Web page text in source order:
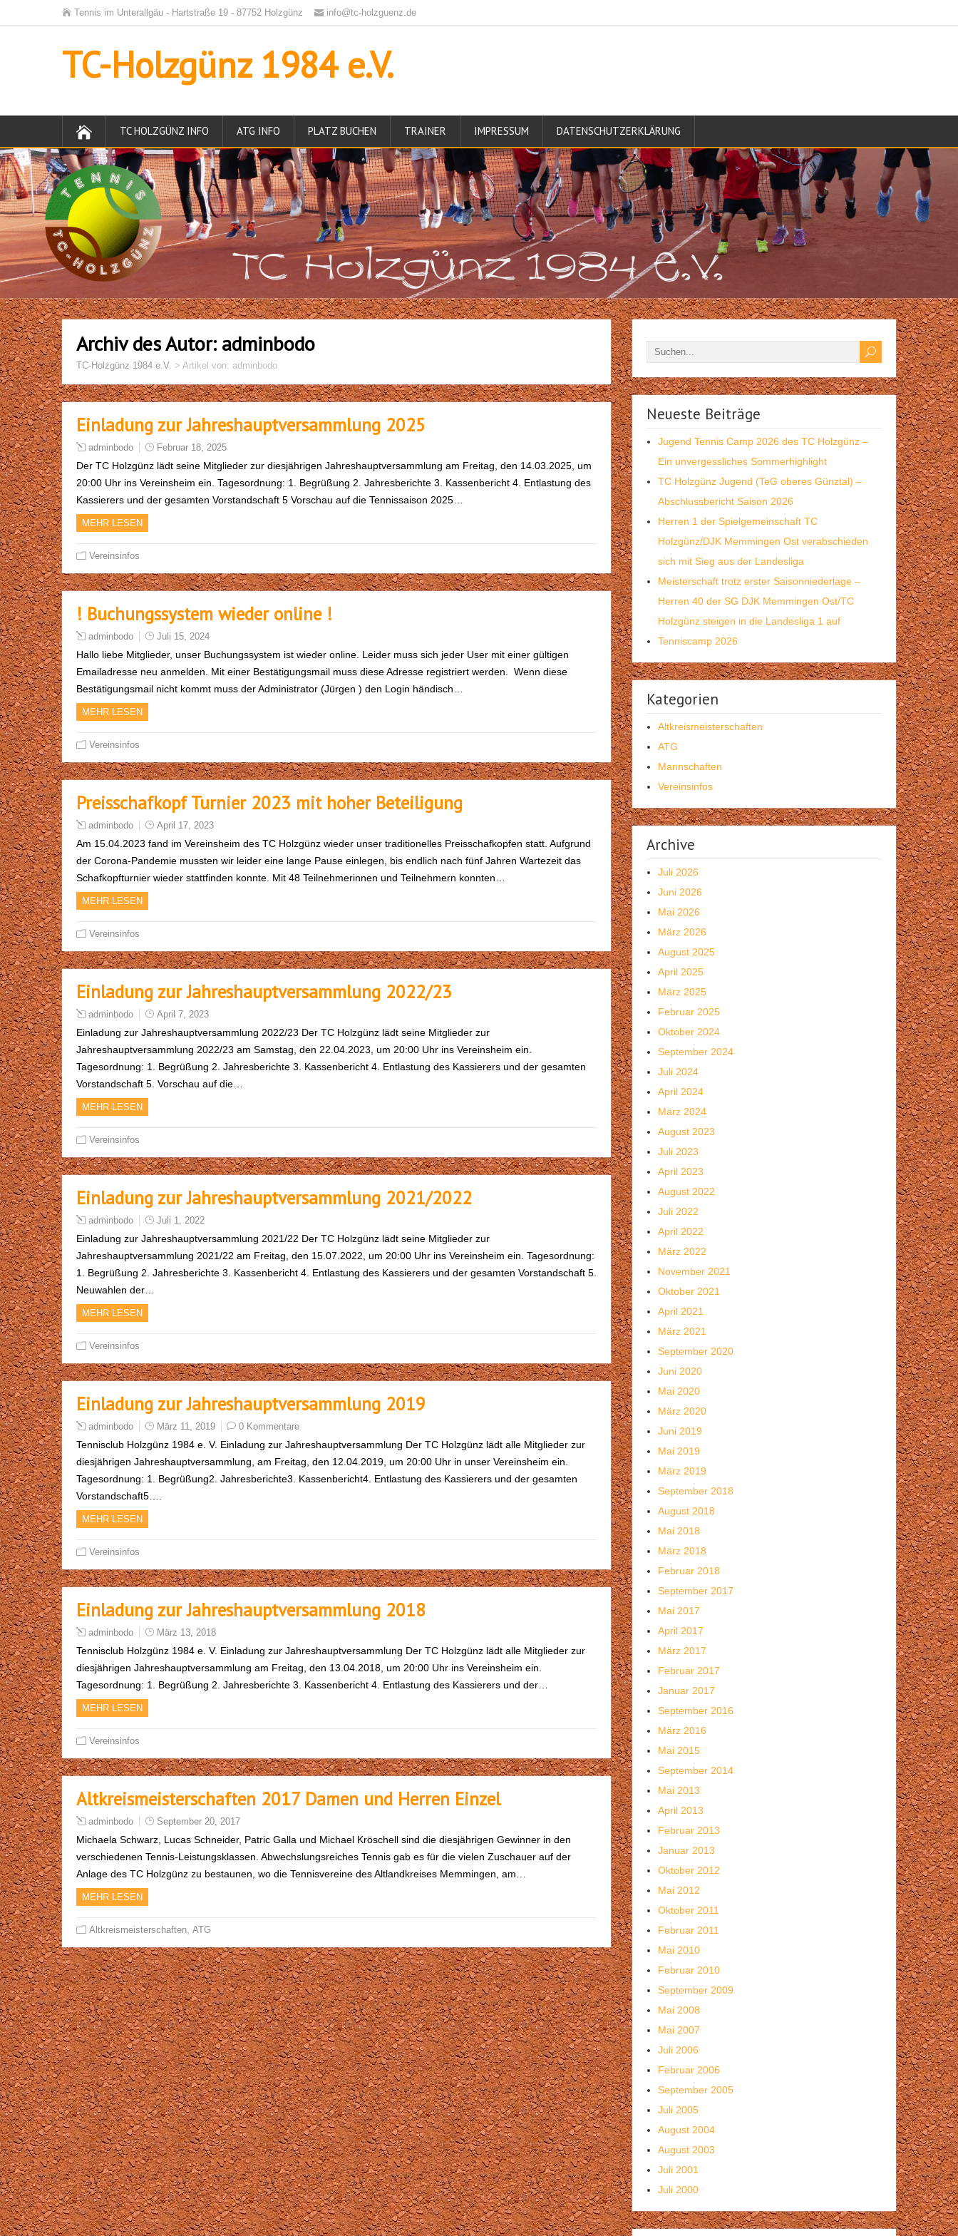
Tennis im Unterallgäu - Hartstraße 19 - 87752 Holzgünz info@tc-holzguenz.de
TC-Holzgünz 1984 e.V.
TC HOLZGÜNZ INFO ATG INFO PLATZ BUCHEN TRAINER IMPRESSUM DATENSCHUTZERKLÄRUNG
Archiv des Autor: adminbodo
TC-Holzgünz 1984 e.V. > Artikel von: adminbodo
Einladung zur Jahreshauptversammlung 2025
adminbodo Februar 18, 2025
Der TC Holzgünz lädt seine Mitglieder zur diesjährigen Jahreshauptversammlung am Freitag, den 14.03.2025, um
20:00 Uhr ins Vereinsheim ein. Tagesordnung: 1. Begrüßung 2. Jahresberichte 3. Kassenbericht 4. Entlastung des
Kassierers und der gesamten Vorstandschaft 5 Vorschau auf die Tennissaison 2025…
MEHR LESEN
Vereinsinfos
! Buchungssystem wieder online !
adminbodo Juli 15, 2024
Hallo liebe Mitglieder, unser Buchungssystem ist wieder online. Leider muss sich jeder User mit einer gültigen
Emailadresse neu anmelden. Mit einer Bestätigungsmail muss diese Adresse registriert werden. Wenn diese
Bestätigungsmail nicht kommt muss der Administrator (Jürgen ) den Login händisch…
MEHR LESEN
Vereinsinfos
Preisschafkopf Turnier 2023 mit hoher Beteiligung
adminbodo April 17, 2023
Am 15.04.2023 fand im Vereinsheim des TC Holzgünz wieder unser traditionelles Preisschafkopfen statt. Aufgrund
der Corona-Pandemie mussten wir leider eine lange Pause einlegen, bis endlich nach fünf Jahren Wartezeit das
Schafkopfturnier wieder stattfinden konnte. Mit 48 Teilnehmerinnen und Teilnehmern konnten…
MEHR LESEN
Vereinsinfos
Einladung zur Jahreshauptversammlung 2022/23
adminbodo April 7, 2023
Einladung zur Jahreshauptversammlung 2022/23 Der TC Holzgünz lädt seine Mitglieder zur
Jahreshauptversammlung 2022/23 am Samstag, den 22.04.2023, um 20:00 Uhr ins Vereinsheim ein.
Tagesordnung: 1. Begrüßung 2. Jahresberichte 3. Kassenbericht 4. Entlastung des Kassierers und der gesamten
Vorstandschaft 5. Vorschau auf die…
MEHR LESEN
Vereinsinfos
Einladung zur Jahreshauptversammlung 2021/2022
adminbodo Juli 1, 2022
Einladung zur Jahreshauptversammlung 2021/22 Der TC Holzgünz lädt seine Mitglieder zur
Jahreshauptversammlung 2021/22 am Freitag, den 15.07.2022, um 20:00 Uhr ins Vereinsheim ein. Tagesordnung:
1. Begrüßung 2. Jahresberichte 3. Kassenbericht 4. Entlastung des Kassierers und der gesamten Vorstandschaft 5.
Neuwahlen der…
MEHR LESEN
Vereinsinfos
Einladung zur Jahreshauptversammlung 2019
adminbodo März 11, 2019 0 Kommentare
Tennisclub Holzgünz 1984 e. V. Einladung zur Jahreshauptversammlung Der TC Holzgünz lädt alle Mitglieder zur
diesjährigen Jahreshauptversammlung, am Freitag, den 12.04.2019, um 20:00 Uhr in unser Vereinsheim ein.
Tagesordnung: 1. Begrüßung2. Jahresberichte3. Kassenbericht4. Entlastung des Kassierers und der gesamten
Vorstandschaft5….
MEHR LESEN
Vereinsinfos
Einladung zur Jahreshauptversammlung 2018
adminbodo März 13, 2018
Tennisclub Holzgünz 1984 e. V. Einladung zur Jahreshauptversammlung Der TC Holzgünz lädt alle Mitglieder zur
diesjährigen Jahreshauptversammlung am Freitag, den 13.04.2018, um 20:00 Uhr ins Vereinsheim ein.
Tagesordnung: 1. Begrüßung 2. Jahresberichte 3. Kassenbericht 4. Entlastung des Kassierers und der…
MEHR LESEN
Vereinsinfos
Altkreismeisterschaften 2017 Damen und Herren Einzel
adminbodo September 20, 2017
Michaela Schwarz, Lucas Schneider, Patric Galla und Michael Kröschell sind die diesjährigen Gewinner in den
verschiedenen Tennis-Leistungsklassen. Abwechslungsreiches Tennis gab es für die vielen Zuschauer auf der
Anlage des TC Holzgünz zu bestaunen, wo die Tennisvereine des Altlandkreises Memmingen, am…
MEHR LESEN
Altkreismeisterschaften ATG
Neueste Beiträge
Jugend Tennis Camp 2026 des TC Holzgünz –
Ein unvergessliches Sommerhighlight
TC Holzgünz Jugend (TeG oberes Günztal) –
Abschlussbericht Saison 2026
Herren 1 der Spielgemeinschaft TC
Holzgünz/DJK Memmingen Ost verabschieden
sich mit Sieg aus der Landesliga
Meisterschaft trotz erster Saisonniederlage –
Herren 40 der SG DJK Memmingen Ost/TC
Holzgünz steigen in die Landesliga 1 auf
Tenniscamp 2026
Kategorien
Altkreismeisterschaften
ATG
Mannschaften
Vereinsinfos
Archive
Juli 2026
Juni 2026
Mai 2026
März 2026
August 2025
April 2025
März 2025
Februar 2025
Oktober 2024
September 2024
Juli 2024
April 2024
März 2024
August 2023
Juli 2023
April 2023
August 2022
Juli 2022
April 2022
März 2022
November 2021
Oktober 2021
April 2021
März 2021
September 2020
Juni 2020
Mai 2020
März 2020
Juni 2019
Mai 2019
März 2019
September 2018
August 2018
Mai 2018
März 2018
Februar 2018
September 2017
Mai 2017
April 2017
März 2017
Februar 2017
Januar 2017
September 2016
März 2016
Mai 2015
September 2014
Mai 2013
April 2013
Februar 2013
Januar 2013
Oktober 2012
Mai 2012
Oktober 2011
Februar 2011
Mai 2010
Februar 2010
September 2009
Mai 2008
Mai 2007
Juli 2006
Februar 2006
September 2005
Juli 2005
August 2004
August 2003
Juli 2001
Juli 2000